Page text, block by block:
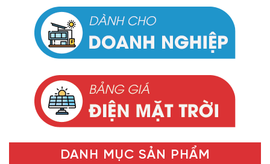
DANH MỤC SẢN PHẨM